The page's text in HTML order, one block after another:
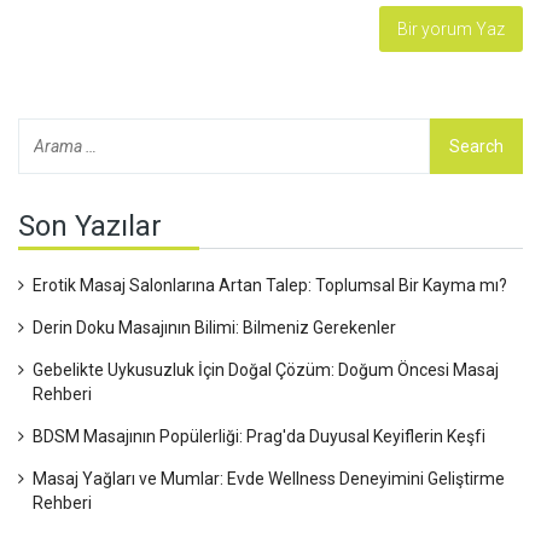
Son Yazılar
Erotik Masaj Salonlarına Artan Talep: Toplumsal Bir Kayma mı?
Derin Doku Masajının Bilimi: Bilmeniz Gerekenler
Gebelikte Uykusuzluk İçin Doğal Çözüm: Doğum Öncesi Masaj
Rehberi
BDSM Masajının Popülerliği: Prag'da Duyusal Keyiflerin Keşfi
Masaj Yağları ve Mumlar: Evde Wellness Deneyimini Geliştirme
Rehberi